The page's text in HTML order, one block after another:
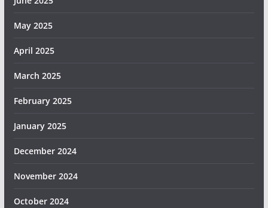
May 2025
April 2025
March 2025
February 2025
January 2025
December 2024
November 2024
October 2024